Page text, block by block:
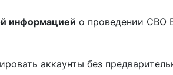
информацией о проведении СВО
аккаунты без